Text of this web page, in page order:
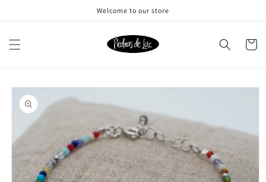
Welcome to our store
Carrito
directamente
a la
información
del producto